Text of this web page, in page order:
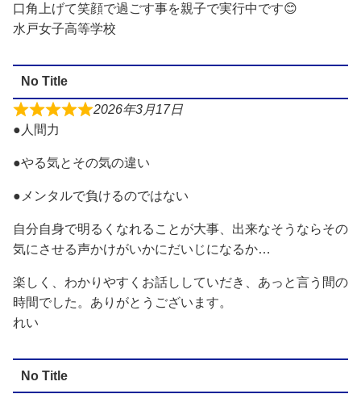
口角上げて笑顔で過ごす事を親子で実行中です😊
水戸女子高等学校
No Title
2026年3月17日
●人間力
●やる気とその気の違い
●メンタルで負けるのではない
自分自身で明るくなれることが大事、出来なそうならその
気にさせる声かけがいかにだいじになるか…
楽しく、わかりやすくお話ししていだき、あっと言う間の
時間でした。ありがとうございます。
れい
No Title